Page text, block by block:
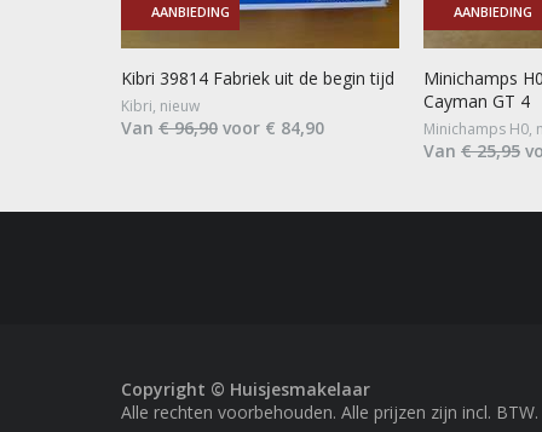
AANBIEDING
Kibri 39814 Fabriek uit de begin tijd
Kibri, nieuw
Van € 96,90 voor € 84,90
AANBIEDING
Minichamps
Cayman GT 4
Minichamps H0,
Van € 25,95
Copyright © Huisjesmakelaar
Alle rechten voorbehouden. Alle prijzen zijn incl. BTW.